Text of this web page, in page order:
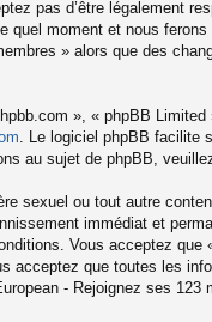
pas d’être légalement
moment et nous
» alors que des
», « phpBB
. Le logiciel phpBB facilite
au sujet de phpBB,
sexuel ou tout autre
immédiat et
Vous acceptez
que toutes les
- Rejoignez ses